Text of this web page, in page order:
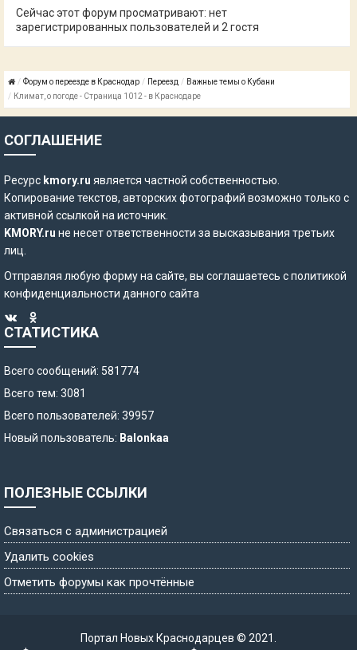
Сейчас этот форум просматривают: нет
зарегистрированных пользователей и 2 гостя
Форум о переезде в Краснодар Переезд
Важные темы о Кубани
Климат, о погоде - Страница 1012 - в Краснодаре
СОГЛАШЕНИЕ
Ресурс kmory.ru является частной собственностью.
Копирование текстов, авторских фотографий возможно только с
активной ссылкой на источник.
KMORY.ru не несет ответственности за высказывания третьих
лиц.
Отправляя любую форму на сайте, вы соглашаетесь сполитикой
конфиденциальности данного сайта
СТАТИСТИКА
Всего сообщений: 581774
Всего тем: 3081
Всего пользователей: 39957
Новый пользователь: Balonkaa
ПОЛЕЗНЫЕ ССЫЛКИ
Связаться с администрацией
Удалить cookies
Отметить форумы как прочтённые
Портал Новых Краснодарцев © 2021.